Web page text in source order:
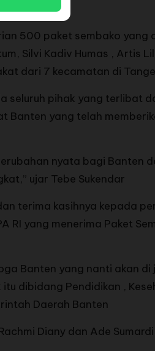
500 paket sembako yang
Silvi Kadiv Humas , Artis
dari 7 kecamatan di
seluruh pihak yang terlibat
Banten yang telah
nyata bagi Banten
ujar Tebe Sukendar
terima kasihnya kepada
RI yang menerima Paket
Banten yang nanti akan
dibidang Pendidikan ,
Daerah Banten
Diany dan Ade